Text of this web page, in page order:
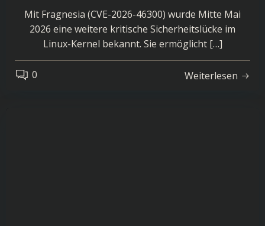
Mit Fragnesia (CVE-2026-46300) wurde Mitte Mai
2026 eine weitere kritische Sicherheitslücke im
Linux-Kernel bekannt. Sie ermöglicht […]
0 Weiterlesen